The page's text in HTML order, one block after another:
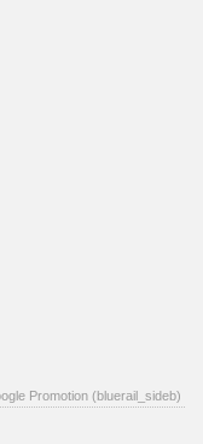
Promotion (bluerail_sideb)